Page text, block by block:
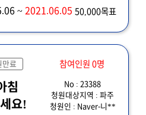
~2021.06.05 50,000목표
만료 참여인원 0명
침
요!
No : 23388
청원대상지역 : 파주
청원인 : Naver-니**